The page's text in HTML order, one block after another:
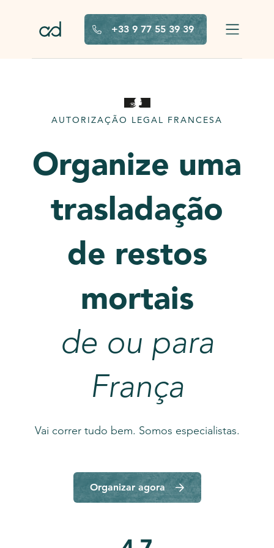
+33 9 77 55 39 39
AUTORIZAÇÃO LEGAL FRANCESA
Organize uma
trasladação
de restos
mortais
de ou para
França
Vai correr tudo bem. Somos especialistas.
Organizar agora